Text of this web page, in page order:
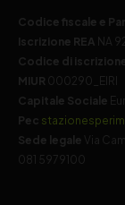
Codice fiscale e
Iscrizione REA NA
Codice di
MIUR 000290_EIRI
Capitale Sociale
Pec
Sede legale
Via
081 5979100